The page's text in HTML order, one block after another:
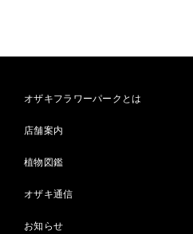
オザキフラワーパークとは
店舗案内
植物図鑑
オザキ通信
お知らせ